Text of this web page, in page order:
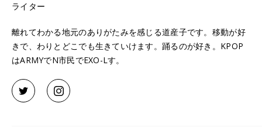
ライター
離れてわかる地元のありがたみを感じる道産子です。移動が好
きで、わりとどこでも生きていけます。踊るのが好き。KPOP
はARMYでN市民でEXO-Lす。